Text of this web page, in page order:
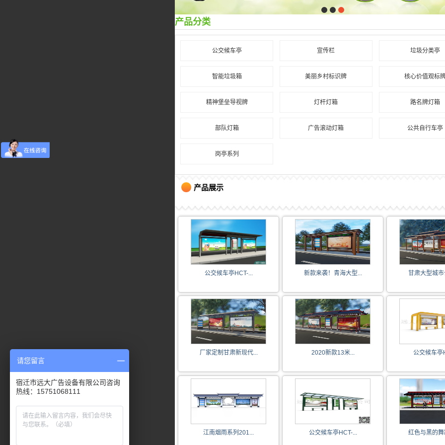
产品分类
公交候车亭 宣传栏 垃圾分类亭
智能垃圾箱 美丽乡村标识牌 核心价值观标
精神堡垒导视牌 灯杆灯箱 路名牌灯箱
部队灯箱 广告滚动灯箱 公共自行车亭
岗亭系列
产品展示
公交候车亭HCT-... 新款来袭！青海大型... 甘肃大型城
厂家定制甘肃新现代... 2020新款13米... 公交候车亭
江南烟雨系列201... 公交候车亭HCT-... 红色与黑的
请您留言
宿迁市远大广告设备有限公司咨询
热线：15751068111